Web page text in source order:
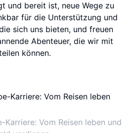
und bereit ist, neue Wege zu
für die Unterstützung und
sich uns bieten, und freuen
Abenteuer, die wir mit
können.
Karriere: Vom Reisen leben und